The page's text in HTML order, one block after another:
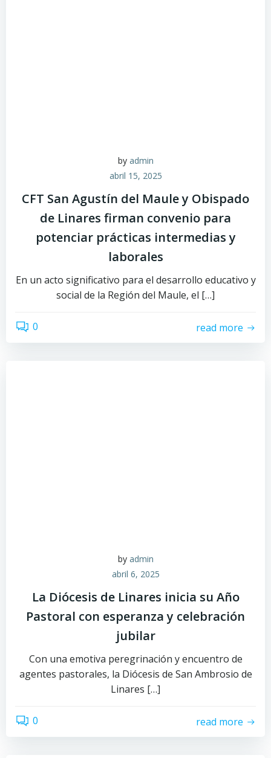
by admin
abril 15, 2025
CFT San Agustín del Maule y Obispado
de Linares firman convenio para
potenciar prácticas intermedias y
laborales
En un acto significativo para el desarrollo educativo y
social de la Región del Maule, el […]
0 read more
by admin
abril 6, 2025
La Diócesis de Linares inicia su Año
Pastoral con esperanza y celebración
jubilar
Con una emotiva peregrinación y encuentro de
agentes pastorales, la Diócesis de San Ambrosio de
Linares […]
0 read more